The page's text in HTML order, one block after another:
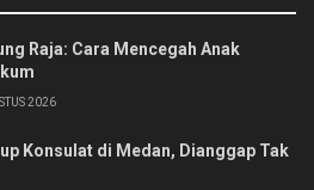
Raja: Cara Mencegah Anak
2026
Konsulat di Medan, Dianggap Tak